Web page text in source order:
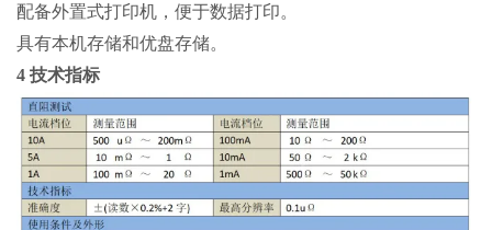
配备外置式打印机，便于数据打印。
具有本机存储和优盘存储。
4 技术指标